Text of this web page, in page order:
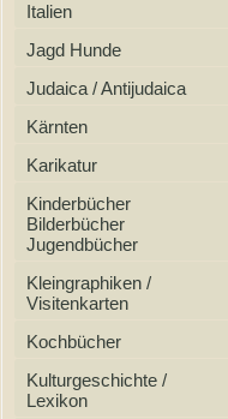
Italien
Jagd Hunde
Judaica / Antijudaica
Kärnten
Karikatur
Kinderbücher
Bilderbücher
Jugendbücher
Kleingraphiken /
Visitenkarten
Kochbücher
Kulturgeschichte /
Lexikon